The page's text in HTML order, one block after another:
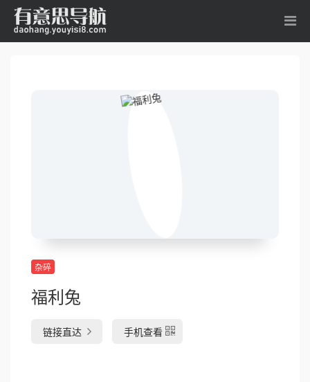
杂碎
福利兔
链接直达 手机查看